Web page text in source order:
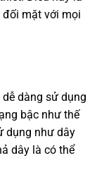
đối mặt với mọi
dàng sử dụng
bậc như thế
dụng như dây
dây là có thể